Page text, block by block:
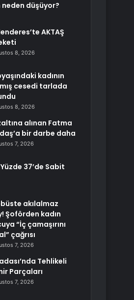
düşüyor?
AKTAŞ
8, 2026
kadının
cesedi tarlada
8, 2026
alınan Fatma
bir darbe daha
7, 2026
37’de Sabit
akılalmaz
Şoförden kadın
“İç çamaşırını
çağrısı
7, 2026
Tehlikeli
Parçaları
7, 2026